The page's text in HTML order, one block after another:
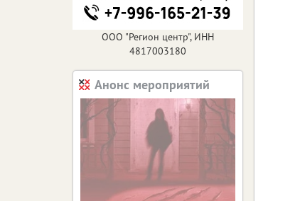
ООО "Регион центр", ИНН
4817003180
Анонс мероприятий